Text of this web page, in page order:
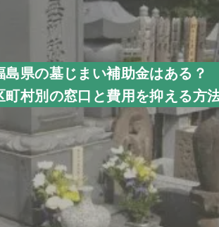
島県の墓じまい補助金はある？
町村別の窓口と費用を抑える方